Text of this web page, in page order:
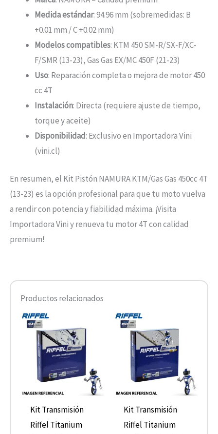
Medida estándar: 94.96 mm (sobremedidas: B
+0.01 mm / C +0.02 mm)
Modelos compatibles: KTM 450 SM-R/SX-F/XC-
F/SMR (13-23), Gas Gas EX/MC 450F (21-23)
Uso: Reparación completa o mejora de motor 450
cc 4T
Instalación: Directa (requiere ajuste de tiempo,
torque y aceite)
Disponibilidad: Exclusivo en Importadora Vini
(vini.cl)
En resumen, el Kit Pistón NAMURA KTM/Gas Gas 450cc 4T
(13-23) es la opción profesional para que tu moto vuelva
a rendir con potencia y fiabilidad máxima. ¡Visita
Importadora Vini y renueva tu motor 4T con calidad
premium!
Productos relacionados
Kit Transmisión
Riffel Titanium
Kit Transmisión
Riffel Titanium